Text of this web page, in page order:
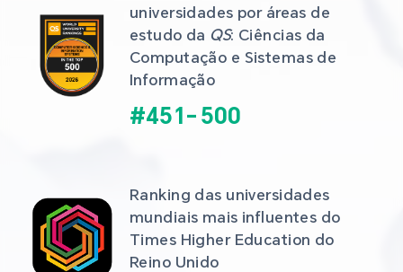
universidades por áreas de
estudo da QS: Ciências da
Computação e Sistemas de
Informação
#451- 500
Ranking das universidades
mundiais mais influentes do
Times Higher Education do
Reino Unido